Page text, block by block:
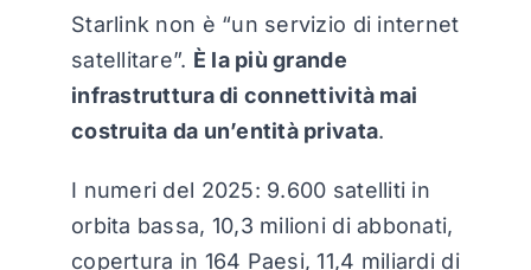
Starlink non è “un servizio di internet
satellitare”. È la più grande
infrastruttura di connettività mai
costruita da un’entità privata.
I numeri del 2025: 9.600 satelliti in
orbita bassa, 10,3 milioni di abbonati,
copertura in 164 Paesi, 11,4 miliardi di